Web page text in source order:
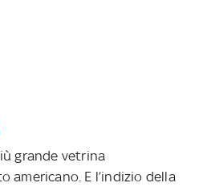
grande vetrina
americano. E l’indizio della